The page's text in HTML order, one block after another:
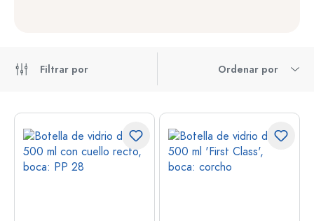
Filtrar por Ordenar por